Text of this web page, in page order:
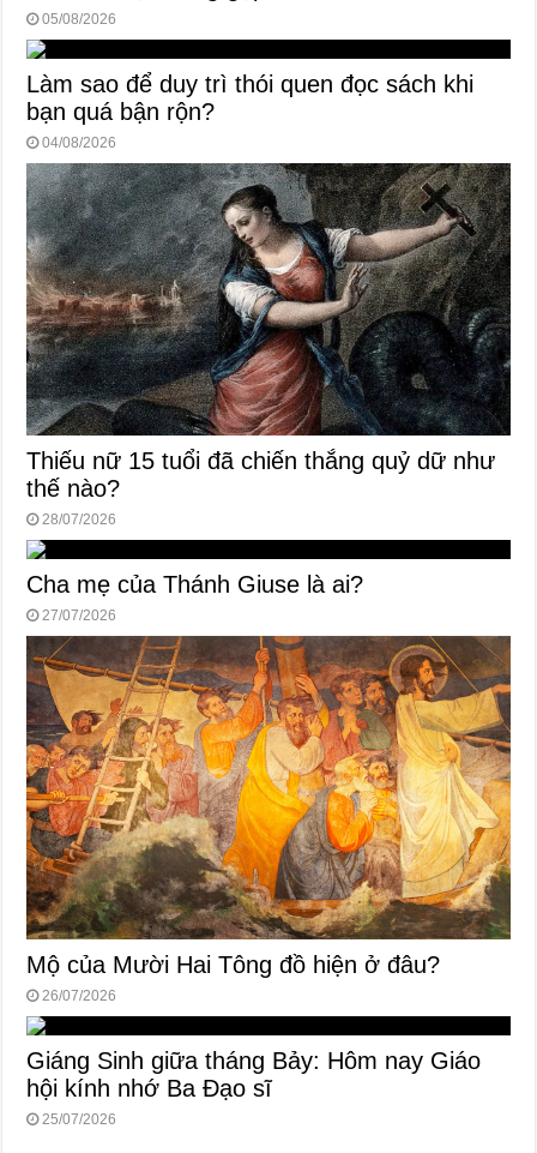
05/08/2026
Làm sao để duy trì thói quen đọc sách khi
bạn quá bận rộn?
04/08/2026
Thiếu nữ 15 tuổi đã chiến thắng quỷ dữ như
thế nào?
28/07/2026
Cha mẹ của Thánh Giuse là ai?
27/07/2026
Mộ của Mười Hai Tông đồ hiện ở đâu?
26/07/2026
Giáng Sinh giữa tháng Bảy: Hôm nay Giáo
hội kính nhớ Ba Đạo sĩ
25/07/2026